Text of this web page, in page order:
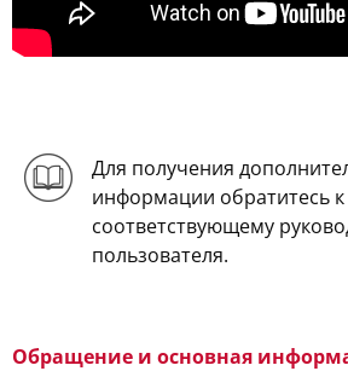
Для получения
информации обратитесь к
соответствующему
пользователя.
Обращение и основная